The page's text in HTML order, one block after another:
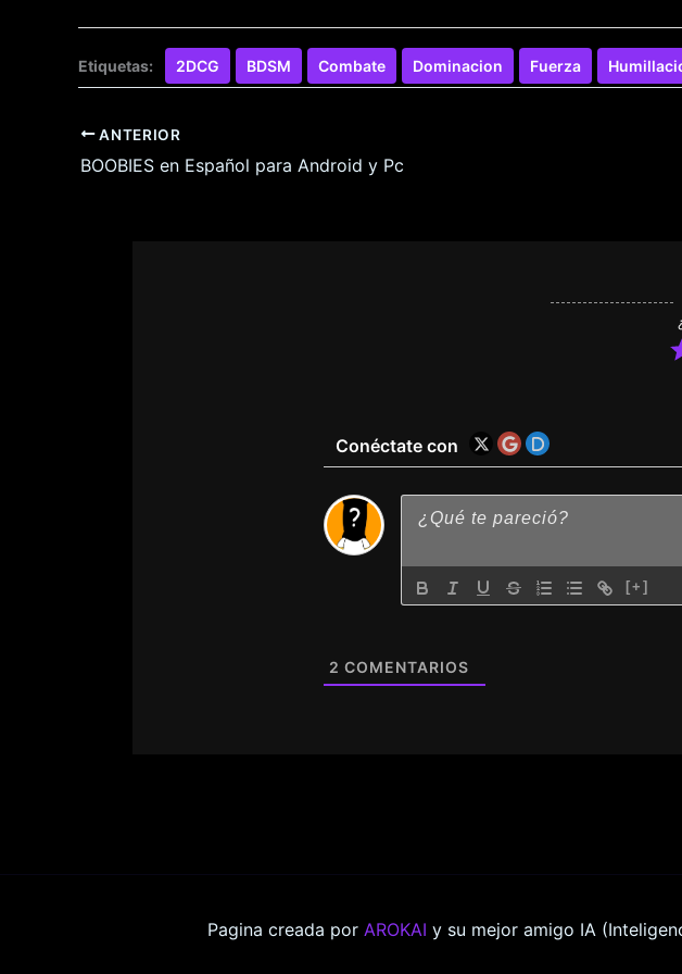
Etiquetas: 2DCG BDSM Combate Dominacion Fuerza
ANTERIOR
BOOBIES en Español para Android y Pc
Conéctate con
[+]
2 COMENTARIOS
Pagina creada por AROKAI y su mejor amigo IA